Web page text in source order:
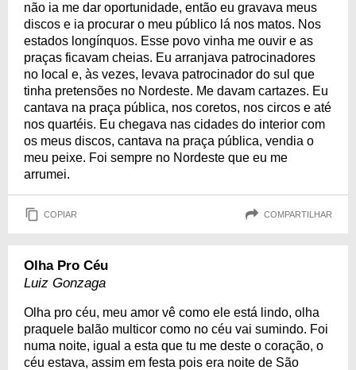
não ia me dar oportunidade, então eu gravava meus
discos e ia procurar o meu público lá nos matos. Nos
estados longínquos. Esse povo vinha me ouvir e as
praças ficavam cheias. Eu arranjava patrocinadores
no local e, às vezes, levava patrocinador do sul que
tinha pretensões no Nordeste. Me davam cartazes. Eu
cantava na praça pública, nos coretos, nos circos e até
nos quartéis. Eu chegava nas cidades do interior com
os meus discos, cantava na praça pública, vendia o
meu peixe. Foi sempre no Nordeste que eu me
arrumei.
COPIAR COMPARTILHAR
Olha Pro Céu
Luiz Gonzaga
Olha pro céu, meu amor vê como ele está lindo, olha
praquele balão multicor como no céu vai sumindo. Foi
numa noite, igual a esta que tu me deste o coração, o
céu estava, assim em festa pois era noite de São